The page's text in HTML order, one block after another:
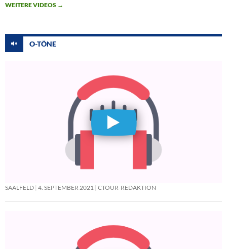
WEITERE VIDEOS →
O-TÖNE
SAALFELD 4. SEPTEMBER 2021 CTOUR-REDAKTION